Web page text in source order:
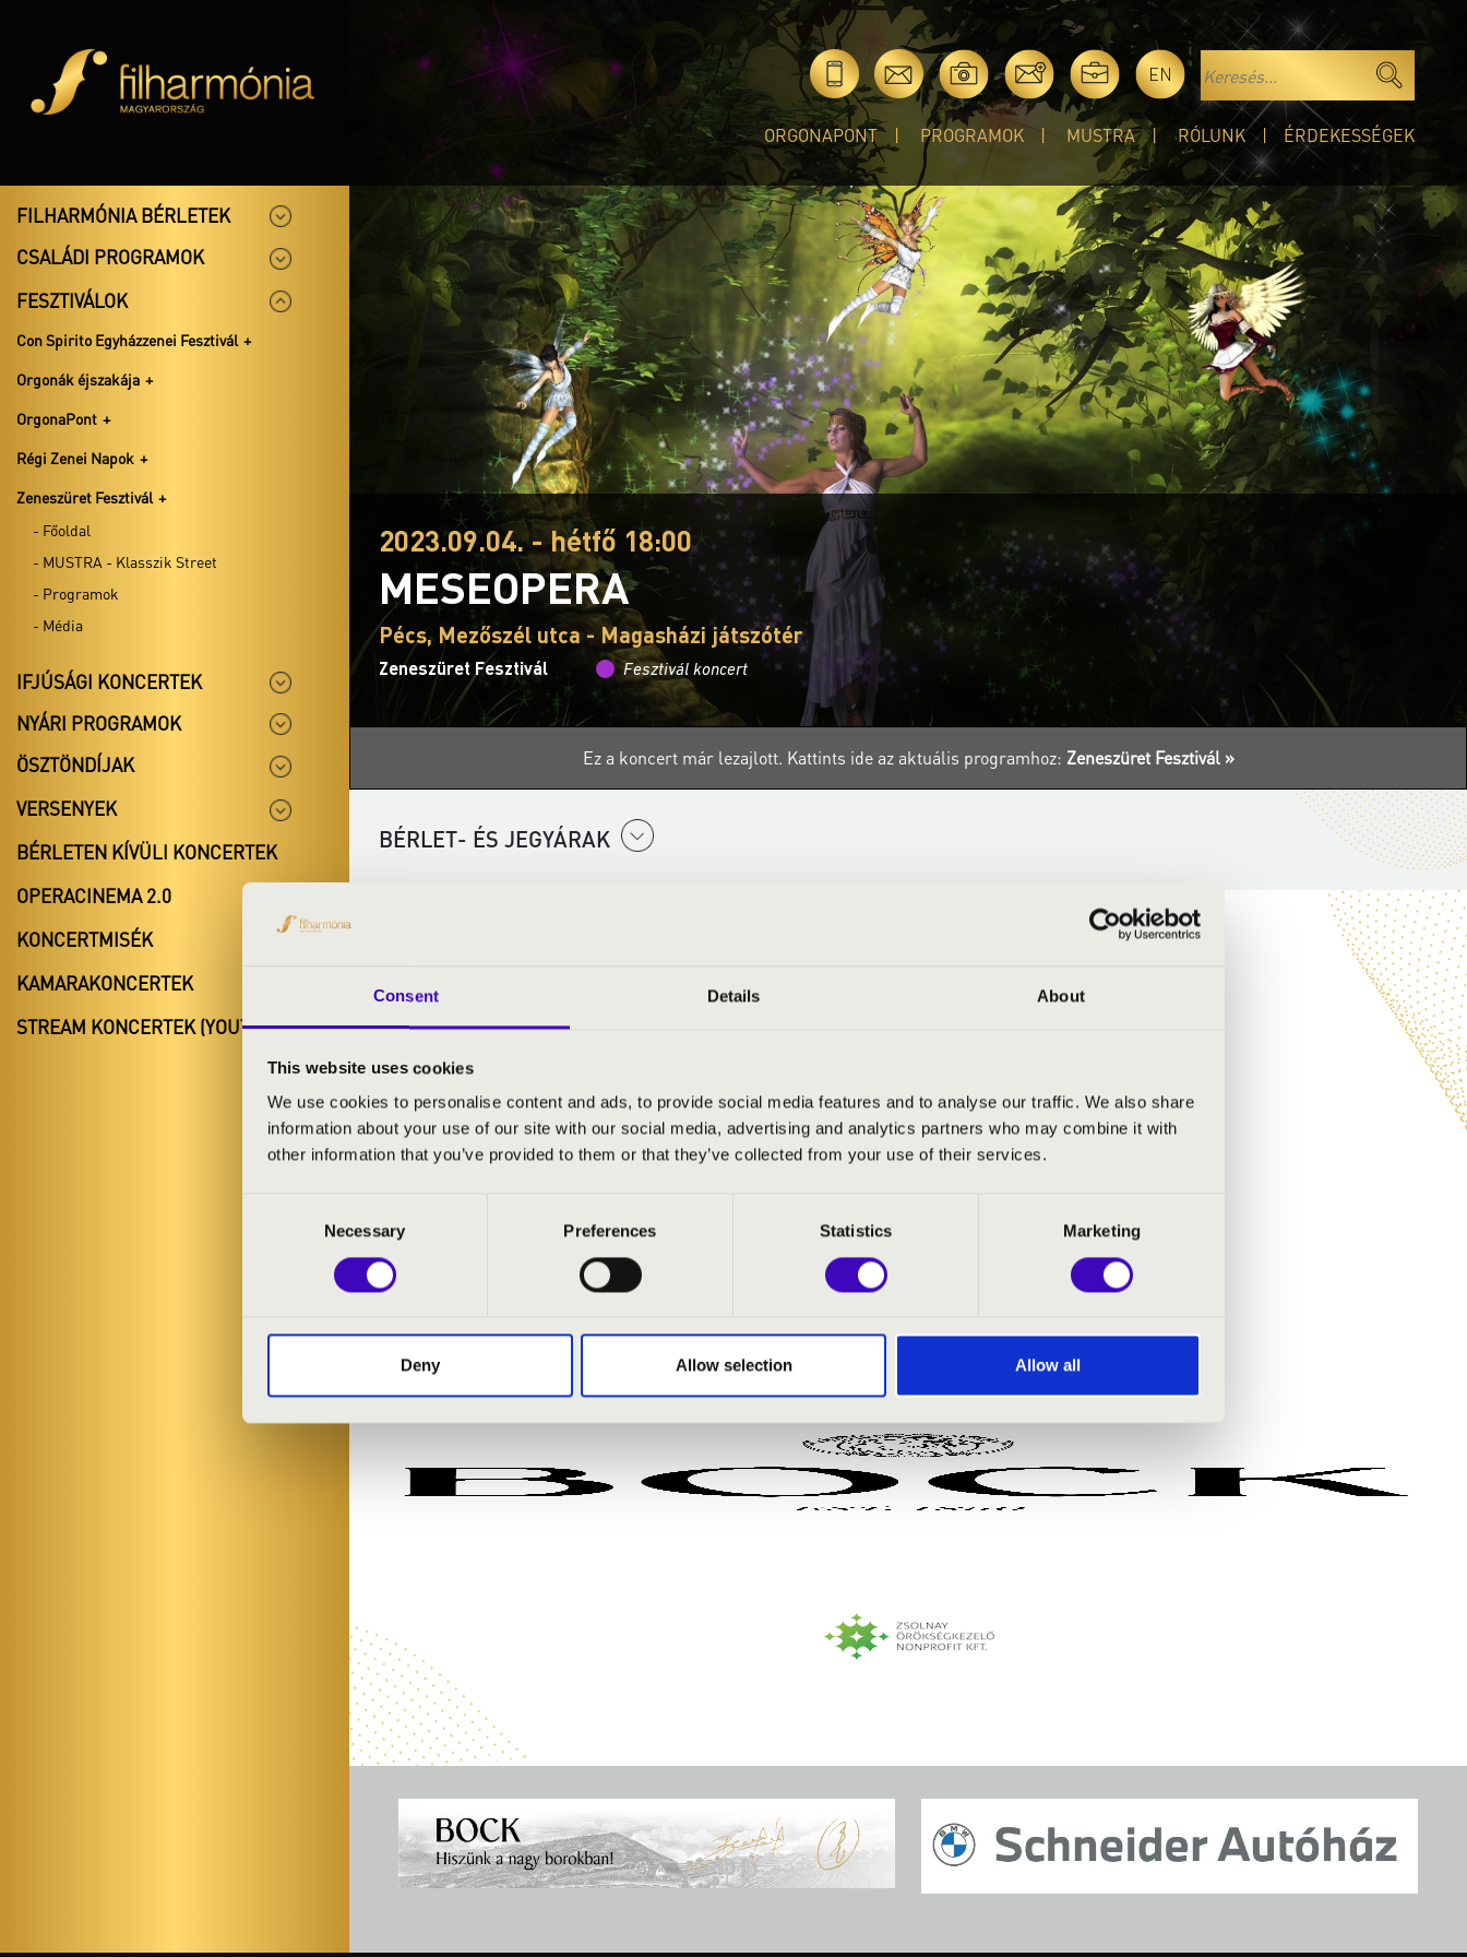
Consent Details About
This website uses cookies
We use cookies to personalise content and ads, to provide social media features and to analyse our traffic. We also share
information about your use of our site with our social media, advertising and analytics partners who may combine it with
other information that you’ve provided to them or that they’ve collected from your use of their services.
Necessary Preferences Statistics Marketing
Deny Allow selection Allow all
EN
ORGONAPONT PROGRAMOK MUSTRA RÓLUNK ÉRDEKESSÉGEK
FILHARMÓNIA BÉRLETEK
CSALÁDI PROGRAMOK
FESZTIVÁLOK
Con Spirito Egyházzenei Fesztivál
Orgonák éjszakája
OrgonaPont
Régi Zenei Napok
Zeneszüret Fesztivál
- Főoldal
- MUSTRA - Klasszik Street
- Programok
- Média
IFJÚSÁGI KONCERTEK
NYÁRI PROGRAMOK
ÖSZTÖNDÍJAK
VERSENYEK
BÉRLETEN KÍVÜLI KONCERTEK
OPERACINEMA 2.0
KONCERTMISÉK
KAMARAKONCERTEK
STREAM KONCERTEK (YOUTUBE)
2023.09.04. - hétfő 18:00
MESEOPERA
Pécs, Mezőszél utca - Magasházi játszótér
Zeneszüret Fesztivál Fesztivál koncert
Ez a koncert már lezajlott. Kattints ide az aktuális programhoz: Zeneszüret Fesztivál »
BÉRLET- ÉS JEGYÁRAK
ELŐADÓK:
Kusnyér Anna
MŰSOR:
már
Richard Rodgers: A muzsika hangja - Kedvenc képeim
Lady Gaga: Born this way